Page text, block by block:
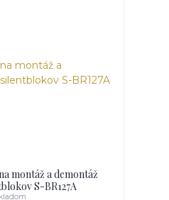
montáž a demontáž
S-BR127A